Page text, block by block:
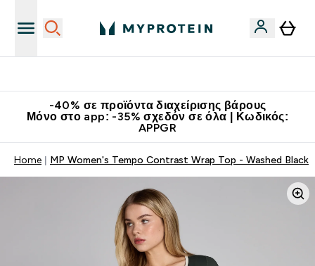
-40% σε προϊόντα διαχείρισης βάρους
Μόνο στο app: -35% σχεδόν σε όλα | Κωδικός:
APPGR
Home MP Women's Tempo Contrast Wrap Top - Washed Black